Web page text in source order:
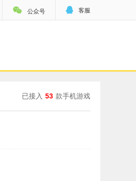
 公众号  客服
已接入 53 款手机游戏